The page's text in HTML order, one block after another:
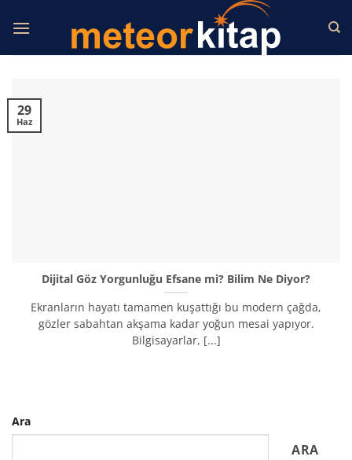
atla
Dijital Göz Yorgunluğu Efsane mi? Bilim Ne Diyor?
Ekranların hayatı tamamen kuşattığı bu modern çağda,
gözler sabahtan akşama kadar yoğun mesai yapıyor.
Bilgisayarlar, [...]
29
Haz
Ara
ARA